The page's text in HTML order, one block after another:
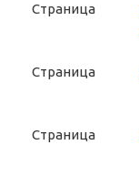
Страница
Страница
Страница